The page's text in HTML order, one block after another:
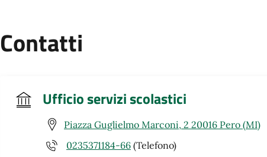
Contatti
Ufficio servizi scolastici
Piazza Guglielmo Marconi, 2 20016 Pero (MI)
0235371184-66 (Telefono)